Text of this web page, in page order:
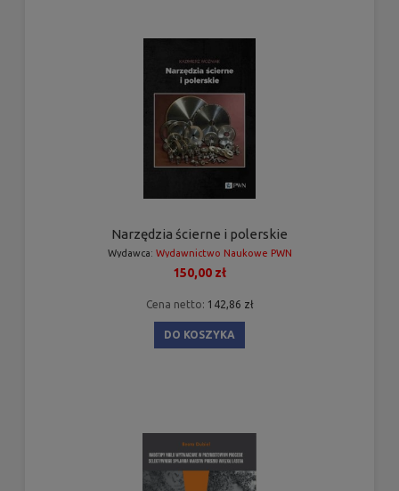
Narzędzia ścierne i polerskie
Wydawca: Wydawnictwo Naukowe PWN
150,00 zł
Cena netto: 142,86 zł
DO KOSZYKA